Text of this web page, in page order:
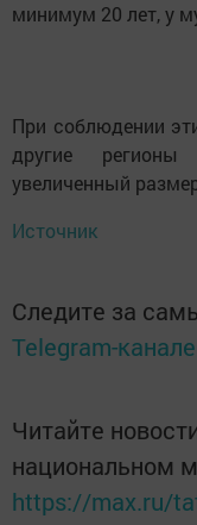
минимум 20 лет, у
При соблюдении
другие регионы
увеличенный
Источник
Следите за
Telegram-канале
Читайте
национальном
https://max.ru/